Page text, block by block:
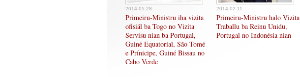
2014-05-28
Primeiru-Ministru iha vizita
ofisiál ba Togo no Vizita
Servisu nian ba Portugal,
Guiné Equatorial, São Tomé
e Prínicipe, Guiné Bissau no
Cabo Verde
2014-02-11
Primeiru-Ministru halo Vizita
Traballu ba Reinu Unidu,
Portugal no Indonésia nian